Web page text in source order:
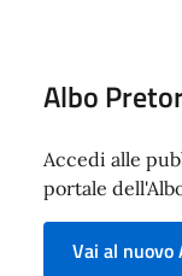
Albo
Accedi alle
portale
Vai al nuovo